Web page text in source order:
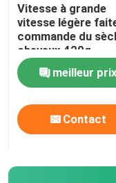
Vitesse à grande
vitesse légère
commande du
cheveux 420g
110000rpm/min
meilleur prix
Contact